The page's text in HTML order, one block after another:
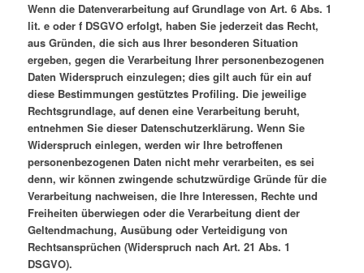
Wenn die Datenverarbeitung auf Grundlage von Art. 6 Abs. 1
lit. e oder f DSGVO erfolgt, haben Sie jederzeit das Recht,
aus Gründen, die sich aus Ihrer besonderen Situation
ergeben, gegen die Verarbeitung Ihrer personenbezogenen
Daten Widerspruch einzulegen; dies gilt auch für ein auf
diese Bestimmungen gestütztes Profiling. Die jeweilige
Rechtsgrundlage, auf denen eine Verarbeitung beruht,
entnehmen Sie dieser Datenschutzerklärung. Wenn Sie
Widerspruch einlegen, werden wir Ihre betroffenen
personenbezogenen Daten nicht mehr verarbeiten, es sei
denn, wir können zwingende schutzwürdige Gründe für die
Verarbeitung nachweisen, die Ihre Interessen, Rechte und
Freiheiten überwiegen oder die Verarbeitung dient der
Geltendmachung, Ausübung oder Verteidigung von
Rechtsansprüchen (Widerspruch nach Art. 21 Abs. 1
DSGVO).